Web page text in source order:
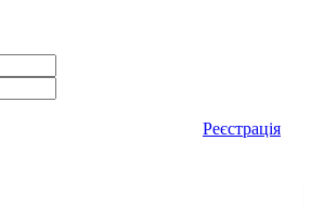
Реєстрація